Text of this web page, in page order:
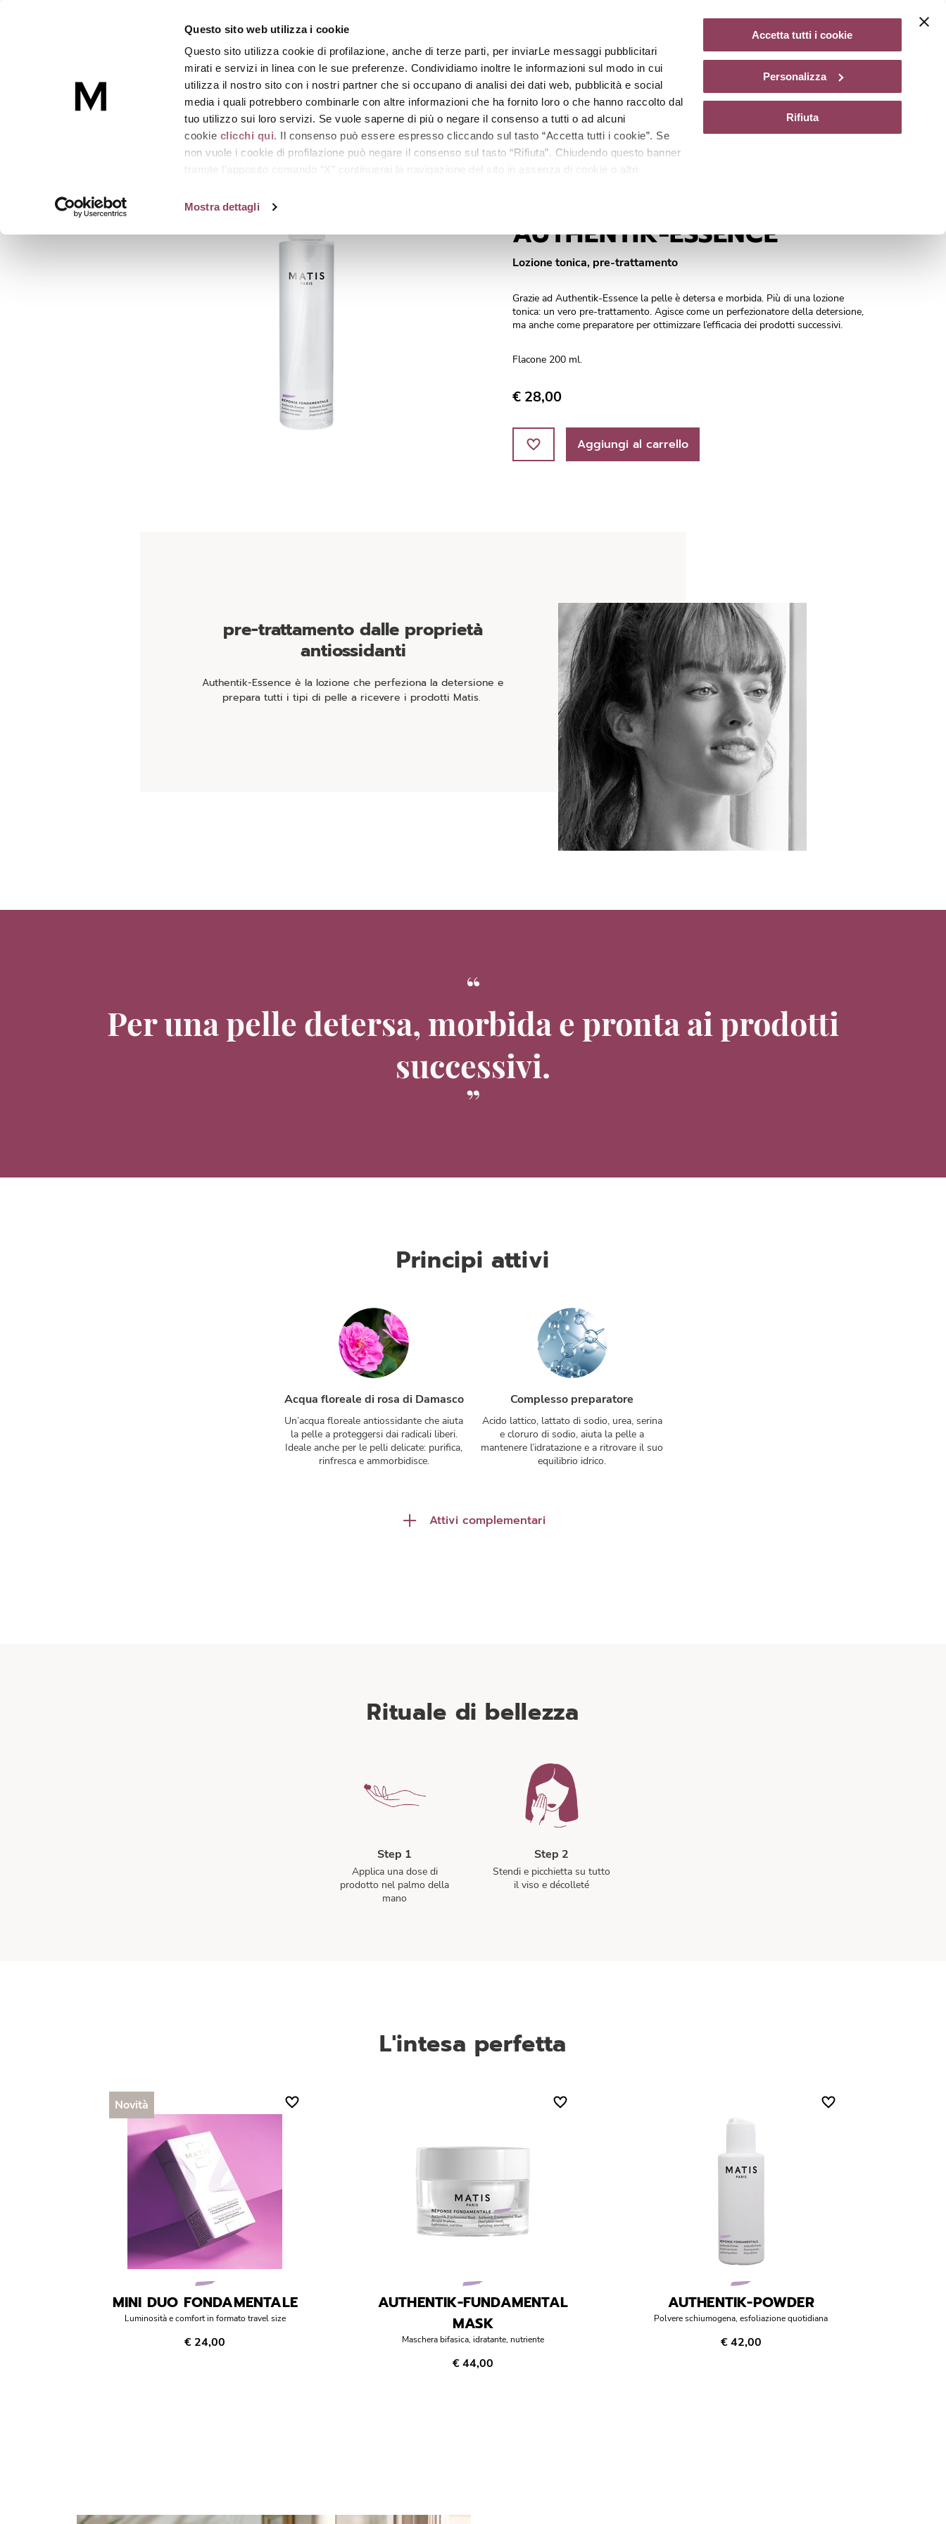
Questo sito web utilizza i cookie
Questo sito utilizza cookie di profilazione, anche di terze parti, per inviarLe messaggi pubblicitari
mirati e servizi in linea con le sue preferenze. Condividiamo inoltre le informazioni sul modo in cui
utilizza il nostro sito con i nostri partner che si occupano di analisi dei dati web, pubblicità e social
media i quali potrebbero combinarle con altre informazioni che ha fornito loro o che hanno raccolto dal
tuo utilizzo sui loro servizi. Se vuole saperne di più o negare il consenso a tutti o ad alcuni
cookie clicchi qui. Il consenso può essere espresso cliccando sul tasto “Accetta tutti i cookie”. Se
non vuole i cookie di profilazione può negare il consenso sul tasto “Rifiuta”. Chiudendo questo banner
tramite l’apposito comando “X” continuerai la navigazione del sito in assenza di cookie o altri
Mostra dettagli
Accetta tutti i cookie
Personalizza
Rifiuta
Skincare Linee Trattamenti Centri estetici Matis Paris Magazine
AUTHENTIK-ESSENCE Aggiungi al carrello
Prevenzione antietà AUTHENTIK-ESSENCE
AUTHENTIK-ESSENCE
Lozione tonica, pre-trattamento
Grazie ad Authentik-Essence la pelle è detersa e morbida. Più di una lozione
tonica: un vero pre-trattamento. Agisce come un perfezionatore della detersione,
ma anche come preparatore per ottimizzare l’efficacia dei prodotti successivi.
Flacone 200 ml.
€ 28,00
Aggiungi al carrello
pre-trattamento dalle proprietà
antiossidanti
Authentik-Essence è la lozione che perfeziona la detersione e
prepara tutti i tipi di pelle a ricevere i prodotti Matis.
Per una pelle detersa, morbida e pronta ai prodotti
successivi.
Principi attivi
Acqua floreale di rosa di Damasco
Un’acqua floreale antiossidante che aiuta
la pelle a proteggersi dai radicali liberi.
Ideale anche per le pelli delicate: purifica,
rinfresca e ammorbidisce.
Complesso preparatore
Acido lattico, lattato di sodio, urea, serina
e cloruro di sodio, aiuta la pelle a
mantenere l’idratazione e a ritrovare il suo
equilibrio idrico.
Attivi complementari
Rituale di bellezza
Step 1
Applica una dose di
prodotto nel palmo della
mano
Step 2
Stendi e picchietta su tutto
il viso e décolleté
L'intesa perfetta
Novità
MINI DUO FONDAMENTALE
Luminosità e comfort in formato travel size
€ 24,00
AUTHENTIK-FUNDAMENTAL
MASK
Maschera bifasica, idratante, nutriente
€ 44,00
AUTHENTIK-POWDER
Polvere schiumogena, esfoliazione quotidiana
€ 42,00